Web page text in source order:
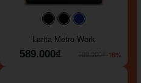
#000000#000000
Larita Metro Work
589.000₫
-16%